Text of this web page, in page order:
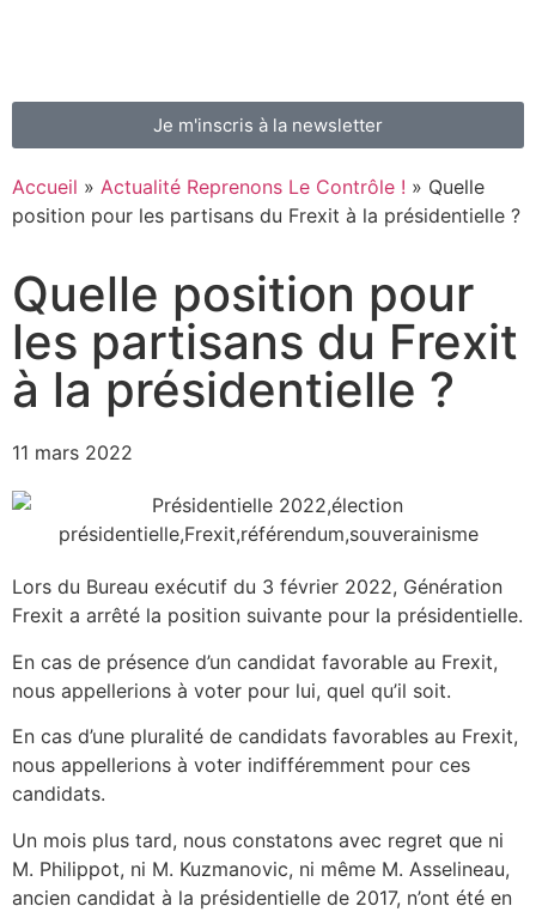
Je m'inscris à la newsletter
Accueil » Actualité Reprenons Le Contrôle ! » Quelle
position pour les partisans du Frexit à la présidentielle ?
Quelle position pour
les partisans du Frexit
à la présidentielle ?
11 mars 2022
Lors du Bureau exécutif du 3 février 2022, Génération
Frexit a arrêté la position suivante pour la présidentielle.
En cas de présence d’un candidat favorable au Frexit,
nous appellerions à voter pour lui, quel qu’il soit.
En cas d’une pluralité de candidats favorables au Frexit,
nous appellerions à voter indifféremment pour ces
candidats.
Un mois plus tard, nous constatons avec regret que ni
M. Philippot, ni M. Kuzmanovic, ni même M. Asselineau,
ancien candidat à la présidentielle de 2017, n’ont été en